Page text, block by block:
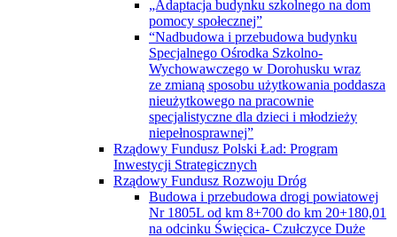
ze zmianą sposobu użytkowania poddasza
nieużytkowego na pracownie
specjalistyczne dla dzieci i młodzieży
niepełnosprawnej”
Rządowy Fundusz Polski Ład: Program
Inwestycji Strategicznych
Rządowy Fundusz Rozwoju Dróg
Budowa i przebudowa drogi powiatowej
Nr 1805L od km 8+700 do km 20+180,01
na odcinku Święcica- Czułczyce Duże
oraz drogi powiatowej Nr 1819L od km
0+000 do km 1+554,05 oraz od km 5+690
do km 7+500,03 na odcinku Staw-
Krobonosz
Przebudowa drogi powiatowej Nr 1814L